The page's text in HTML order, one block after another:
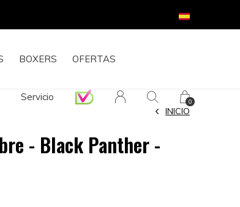
BOXERS
OFERTAS
Servicio
0
- Black Panther -
INICIO